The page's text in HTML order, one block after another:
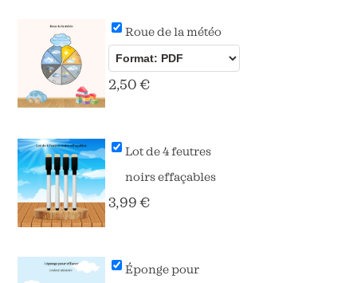
Roue de la météo
2,50€
Lot de 4 feutres
noirs effaçables
3,99€
Éponge pour